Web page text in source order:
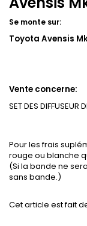
Se monte sur:
Toyota Avensis
Vente concerne:
SET DES DIFFUSEUR
Pour les frais
rouge ou blanche
(Si la bande ne
sans bande.)
Cet article est fait